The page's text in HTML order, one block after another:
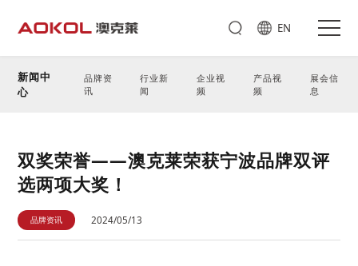
EN
新闻中
心
品牌资
讯
行业新
闻
企业视
频
产品视
频
展会信
息
双奖荣誉——澳克莱荣获宁波品牌双评
选两项大奖！
品牌资讯 2024/05/13